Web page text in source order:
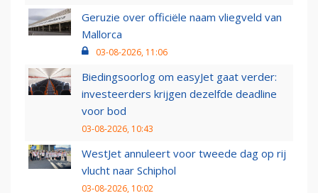
Geruzie over officiële naam vliegveld van
Mallorca
03-08-2026, 11:06
Biedingsoorlog om easyJet gaat verder:
investeerders krijgen dezelfde deadline
voor bod
03-08-2026, 10:43
WestJet annuleert voor tweede dag op rij
vlucht naar Schiphol
03-08-2026, 10:02